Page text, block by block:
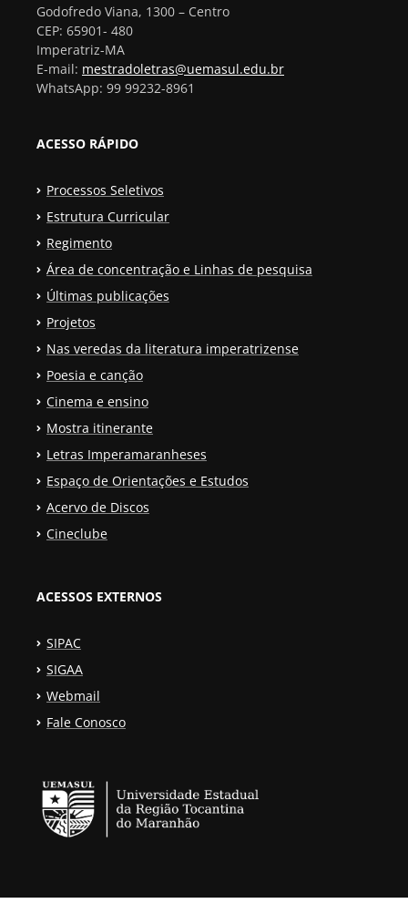
Godofredo Viana, 1300 – Centro
CEP: 65901- 480
Imperatriz-MA
E-mail: mestradoletras@uemasul.edu.br
WhatsApp: 99 99232-8961
ACESSO RÁPIDO
Processos Seletivos
Estrutura Curricular
Regimento
Área de concentração e Linhas de pesquisa
Últimas publicações
Projetos
Nas veredas da literatura imperatrizense
Poesia e canção
Cinema e ensino
Mostra itinerante
Letras Imperamaranheses
Espaço de Orientações e Estudos
Acervo de Discos
Cineclube
ACESSOS EXTERNOS
SIPAC
SIGAA
Webmail
Fale Conosco